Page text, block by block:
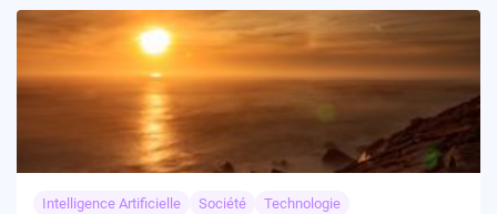
Intelligence Artificielle Société Technologie